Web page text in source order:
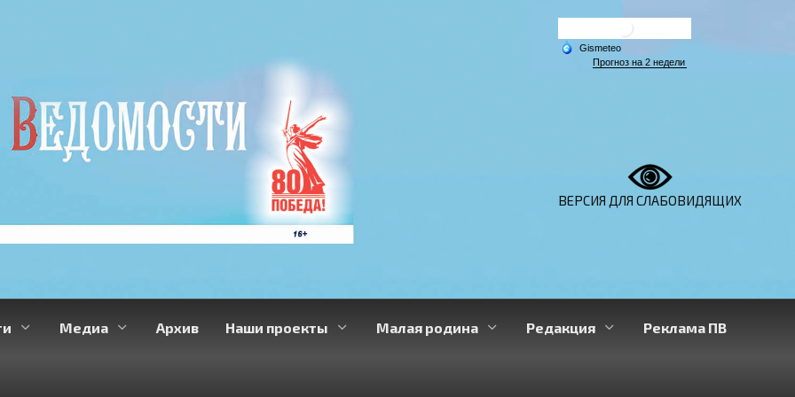
ВЕРСИЯ ДЛЯ СЛАБОВИДЯЩИХ
Медиа Архив Наши проекты Малая родина Редакция Реклама ПВ